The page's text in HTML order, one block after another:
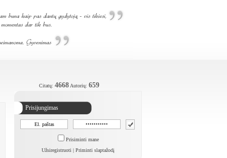
Citatų: 4668Autorių: 659
Prisijungimas
Prisiminti mane
Užsiregistruoti | Priminti slaptažodį